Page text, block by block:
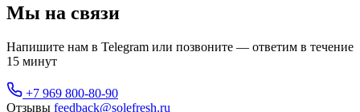
Мы на связи
Напишите нам в Telegram или позвоните — ответим в течение
15 минут
+7 969 800-80-90
Отзывы feedback@solefresh.ru